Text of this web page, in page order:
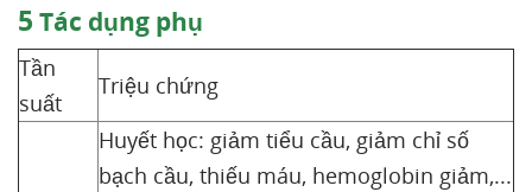
5 Tác dụng phụ
Tần
suất
Triệu chứng
Huyết học: giảm tiểu cầu, giảm chỉ số
bạch cầu, thiếu máu, hemoglobin giảm,...